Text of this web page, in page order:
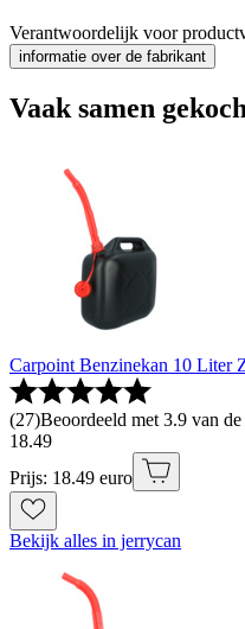
Verantwoordelijk voor
informatie over de fabrikant
Vaak samen
Carpoint Benzinekan 10 Liter
(27)Beoordeeld met 3.9 van
18.49
Prijs: 18.49 euro
Bekijk alles in jerrycan